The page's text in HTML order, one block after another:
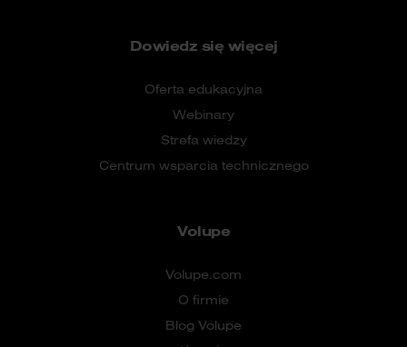
Dowiedz się więcej
Oferta edukacyjna
Webinary
Strefa wiedzy
Centrum wsparcia technicznego
Volupe
Volupe.com
O firmie
Blog Volupe